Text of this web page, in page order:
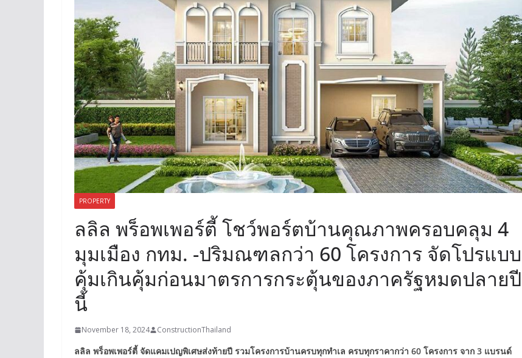
PROPERTY
ลลิล พร็อพเพอร์ตี้ โชว์พอร์ตบ้านคุณภาพครอบคลุม 4
มุมเมือง กทม. -ปริมณฑลกว่า 60 โครงการ จัดโปรแบบ
คุ้มเกินคุ้มก่อนมาตรการกระตุ้นของภาครัฐหมดปลายปี
นี้
November 18, 2024 ConstructionThailand
ลลิล พร็อพเพอร์ตี้ จัดแคมเปญพิเศษส่งท้ายปี รวมโครงการบ้านครบทุกทำเล ครบทุกราคากว่า 60 โครงการ จาก 3 แบรนด์
June 8, 2026
MINING
วารสารเหมืองแร่ : ปีที่ 15
ฉบับที่ 3 พฤษภาคม-
มิถุนายน 2568
July 21, 2025 ConstructionThailand